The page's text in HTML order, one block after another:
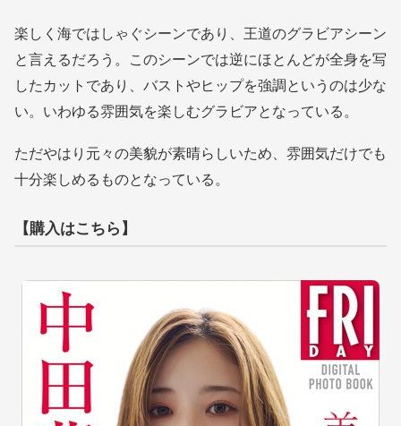
楽しく海ではしゃぐシーンであり、王道のグラビアシーン
と言えるだろう。このシーンでは逆にほとんどが全身を写
したカットであり、バストやヒップを強調というのは少な
い。いわゆる雰囲気を楽しむグラビアとなっている。
ただやはり元々の美貌が素晴らしいため、雰囲気だけでも
十分楽しめるものとなっている。
【購入はこちら】